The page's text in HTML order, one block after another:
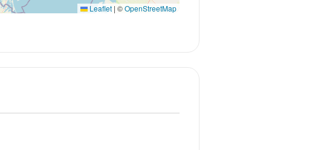
Leaflet | ©OpenStreetMap